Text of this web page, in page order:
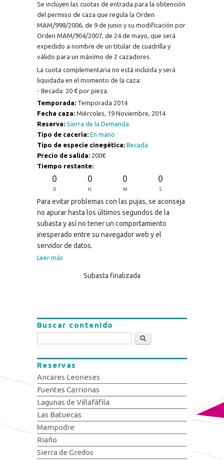
Se incluyen las cuotas de entrada para la obtención
del permiso de caza que regula la Orden
MAM/998/2006, de 9 de junio y su modificación por
Orden MAM/904/2007, de 24 de mayo, que será
expedido a nombre de un titular de cuadrilla y
válido para un máximo de 2 cazadores.
La cuota complementaria no está incluida y será
liquidada en el momento de la caza:
- Becada: 20 € por pieza.
Temporada: Temporada 2014
Fecha caza: Miércoles, 19 Noviembre, 2014
Reserva: Sierra de la Demanda
Tipo de cacería: En mano
Tipo de especie cinegética: Becada
Precio de salida: 200€
Tiempo restante:
0
D
0
H
0
M
0
S
Para evitar problemas con las pujas, se aconseja
no apurar hasta los últimos segundos de la
subasta y así no tener un comportamiento
inesperado entre su navegador web y el
servidor de datos.
Leer más
Subasta finalizada
Buscar contenido
Buscar
Reservas
Ancares Leoneses
Fuentes Carrionas
Lagunas de Villafáfila
Las Batuecas
Mampodre
Riaño
Sierra de Gredos